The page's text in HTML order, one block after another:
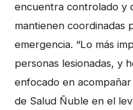
encuentra controlado y
mantienen coordinadas
emergencia. “Lo más
personas lesionadas, y
enfocado en
de Salud Ñuble en el